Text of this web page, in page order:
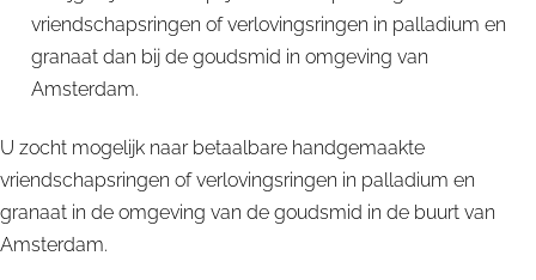
vriendschapsringen of verlovingsringen in palladium en
granaat dan bij de goudsmid in omgeving van
Amsterdam.
U zocht mogelijk naar betaalbare handgemaakte
vriendschapsringen of verlovingsringen in palladium en
granaat in de omgeving van de goudsmid in de buurt van
Amsterdam.